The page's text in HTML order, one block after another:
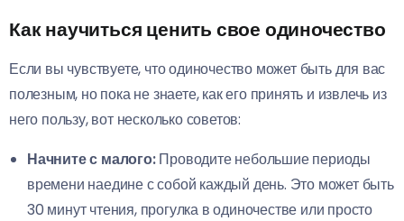
Как научиться ценить свое одиночество
Если вы чувствуете, что одиночество может быть для вас
полезным, но пока не знаете, как его принять и извлечь из
него пользу, вот несколько советов:
Начните с малого:Проводите небольшие периоды
времени наедине с собой каждый день. Это может быть
30 минут чтения, прогулка в одиночестве или просто